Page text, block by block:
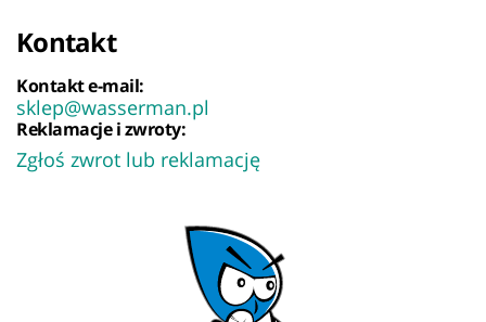
Kontakt
Kontakt e-mail:
sklep@wasserman.pl
Reklamacje i zwroty:
Zgłoś zwrot lub reklamację